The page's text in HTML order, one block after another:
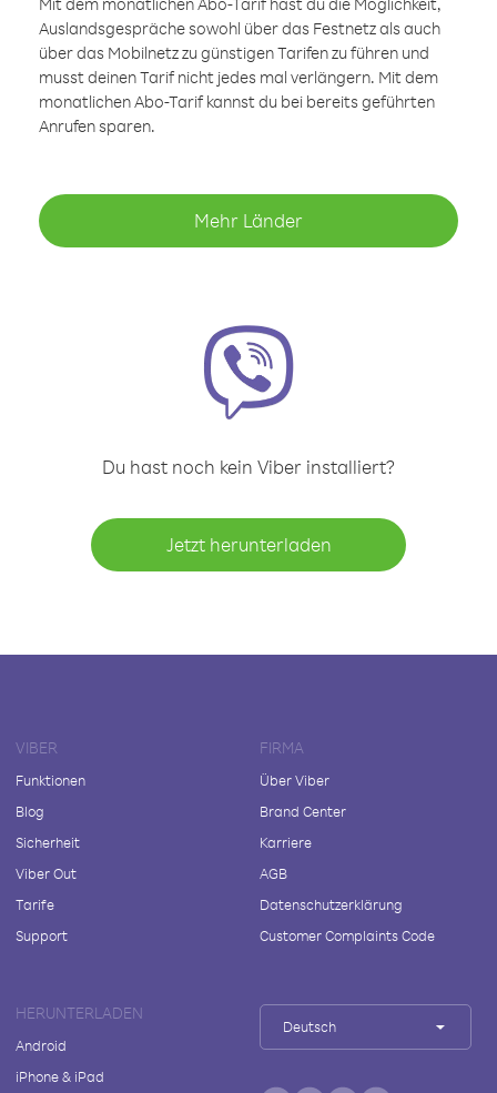
Auslandsgespräche sowohl über das Festnetz als auch
über das Mobilnetz zu günstigen Tarifen zu führen und
musst deinen Tarif nicht jedes mal verlängern. Mit dem
monatlichen Abo-Tarif kannst du bei bereits geführten
Anrufen sparen.
Mehr Länder
Du hast noch kein Viber installiert?
Jetzt herunterladen
VIBER
Funktionen
Blog
Sicherheit
Viber Out
Tarife
Support
FIRMA
Über Viber
Brand Center
Karriere
AGB
Datenschutzerklärung
Customer Complaints Code
HERUNTERLADEN
Android
iPhone & iPad
Deutsch